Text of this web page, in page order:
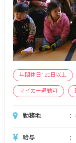
年間休日120日以上
マイカー通勤可
勤務地
給与